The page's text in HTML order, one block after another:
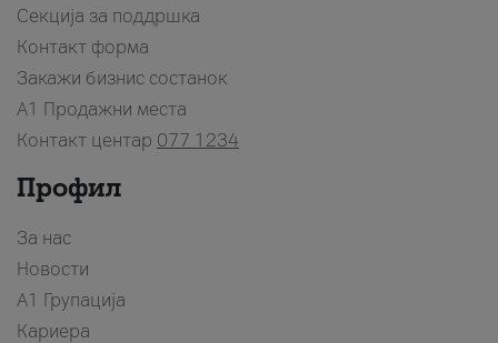
Секција за поддршка
Контакт форма
Закажи бизнис состанок
A1 Продажни места
Контакт центар 077 1234
Профил
За нас
Новости
А1 Групација
Кариера